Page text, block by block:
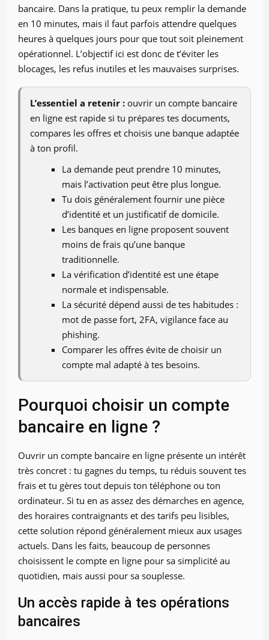
bancaire. Dans la pratique, tu peux remplir la demande
en 10 minutes, mais il faut parfois attendre quelques
heures à quelques jours pour que tout soit pleinement
opérationnel. L’objectif ici est donc de t’éviter les
blocages, les refus inutiles et les mauvaises surprises.
L’essentiel a retenir : ouvrir un compte bancaire
en ligne est rapide si tu prépares tes documents,
compares les offres et choisis une banque adaptée
à ton profil.
La demande peut prendre 10 minutes,
mais l’activation peut être plus longue.
Tu dois généralement fournir une pièce
d’identité et un justificatif de domicile.
Les banques en ligne proposent souvent
moins de frais qu’une banque
traditionnelle.
La vérification d’identité est une étape
normale et indispensable.
La sécurité dépend aussi de tes habitudes :
mot de passe fort, 2FA, vigilance face au
phishing.
Comparer les offres évite de choisir un
compte mal adapté à tes besoins.
Pourquoi choisir un compte
bancaire en ligne ?
Ouvrir un compte bancaire en ligne présente un intérêt
très concret : tu gagnes du temps, tu réduis souvent tes
frais et tu gères tout depuis ton téléphone ou ton
ordinateur. Si tu en as assez des démarches en agence,
des horaires contraignants et des tarifs peu lisibles,
cette solution répond généralement mieux aux usages
actuels. Dans les faits, beaucoup de personnes
choisissent le compte en ligne pour sa simplicité au
quotidien, mais aussi pour sa souplesse.
Un accès rapide à tes opérations
bancaires